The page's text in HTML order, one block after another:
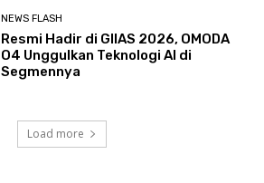
NEWS FLASH
Resmi Hadir di GIIAS 2026, OMODA
O4 Unggulkan Teknologi AI di
Segmennya
Load more